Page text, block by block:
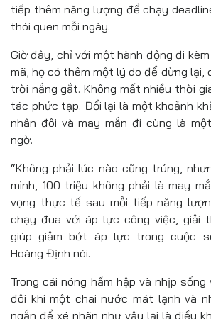
tiếp thêm năng lượng để chạy
thói quen mỗi ngày.
Giờ đây, chỉ với một hành động đi
mã, họ có thêm một lý do để dừng lại,
trời nắng gắt. Không mất nhiều thời
tác phức tạp. Đổi lại là một khoảnh
nhân đôi và may mắn đi cùng là
ngờ.
“Không phải lúc nào cũng trúng,
mình, 100 triệu không phải là may
vọng thực tế sau mỗi tiếp năng
chạy đua với áp lực công việc, giải
giúp giảm bớt áp lực trong cuộc
Hoàng Định nói.
Trong cái nóng hầm hập và nhịp sống
đôi khi một chai nước mát lạnh và
ngắn để xé nhãn như vậy lại là điều